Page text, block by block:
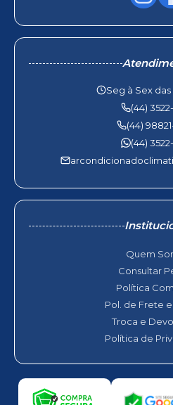
Seg à Sex das
(44)
(44)
(44)
Quem
Consultar
Política
Pol. de Frete
Troca e
Política de